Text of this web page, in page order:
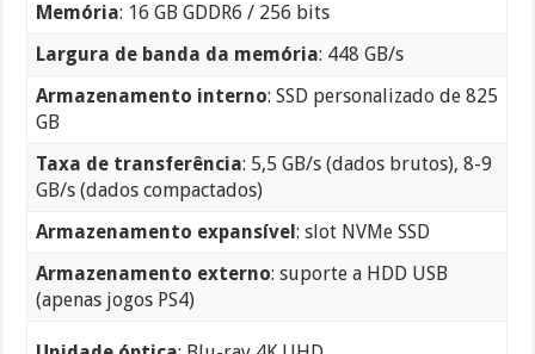
Memória: 16 GB GDDR6 / 256 bits
Largura de banda da memória: 448 GB/s
Armazenamento interno: SSD personalizado de 825
GB
Taxa de transferência: 5,5 GB/s (dados brutos), 8-9
GB/s (dados compactados)
Armazenamento expansível : slot NVMe SSD
Armazenamento externo: suporte a HDD USB
(apenas jogos PS4)